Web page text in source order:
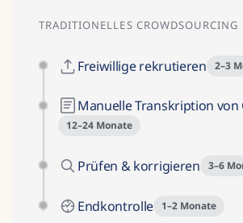
TRADITIONELLES CROWDSOURCING
Freiwillige rekrutieren 2–3
Manuelle Transkription
12–24 Monate
Prüfen & korrigieren 3–6
Endkontrolle 1–2 Monate